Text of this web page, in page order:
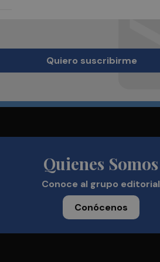
Quiero suscribirme
Quienes Somos
Conoce al grupo editorial
Conócenos